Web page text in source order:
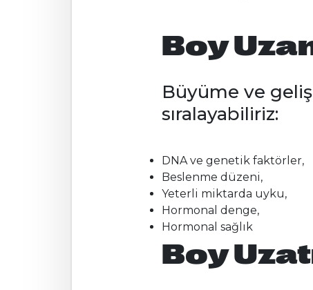
Boy
Büyüme ve
sıralayabiliriz:
DNA ve genetik faktörler,
Beslenme düzeni,
Yeterli miktarda uyku,
Hormonal denge,
Hormonal sağlık
Boy